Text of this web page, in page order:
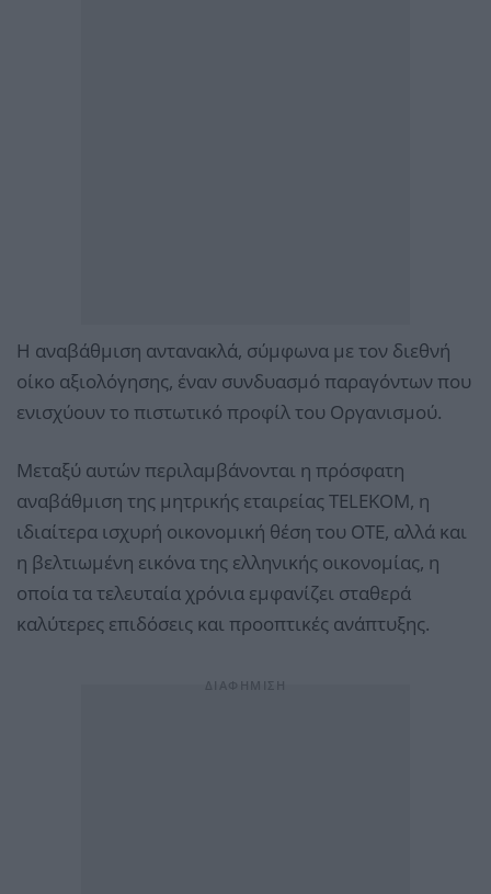
Η αναβάθμιση αντανακλά, σύμφωνα με τον διεθνή
οίκο αξιολόγησης, έναν συνδυασμό παραγόντων που
ενισχύουν το πιστωτικό προφίλ του Οργανισμού.
Μεταξύ αυτών περιλαμβάνονται η πρόσφατη
αναβάθμιση της μητρικής εταιρείας TELEKOM, η
ιδιαίτερα ισχυρή οικονομική θέση του ΟΤΕ, αλλά και
η βελτιωμένη εικόνα της ελληνικής οικονομίας, η
οποία τα τελευταία χρόνια εμφανίζει σταθερά
καλύτερες επιδόσεις και προοπτικές ανάπτυξης.